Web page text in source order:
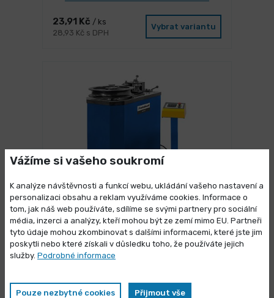
23,91 Kč / ks
28,93 Kč s DPH
Vybrat variantu
NA DOTAZ
Elektrická ohýbačka trubek BM 76 -
T
349 990,00 Kč
Vážíme si vašeho soukromí
K analýze návštěvnosti a funkcí webu, ukládání vašeho nastavení a
personalizaci obsahu a reklam využíváme cookies. Informace o
tom, jak náš web používáte, sdílíme se svými partnery pro sociální
média, inzerci a analýzy, kteří mohou být ze zemí mimo EU. Partneři
tyto údaje mohou zkombinovat s dalšími informacemi, které jste jim
poskytli nebo které získali v důsledku toho, že používáte jejich
služby. Podrobné informace
Pouze nezbytné cookies Přijmout vše
Výprodej skladových zásob
Vybrané produkty nyní pořídíte za